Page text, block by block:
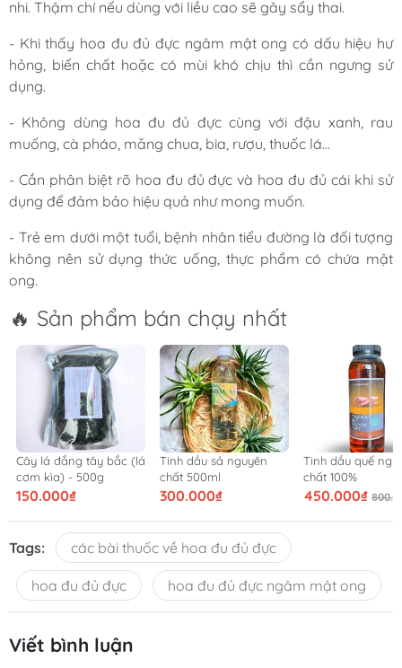
nhi. Thậm chí nếu dùng với liều cao sẽ gây sẩy thai.
- Khi thấy hoa đu đủ đực ngâm mật ong có dấu hiệu hư
hỏng, biến chất hoặc có mùi khó chịu thì cần ngưng sử
dụng.
- Không dùng hoa đu đủ đực cùng với đậu xanh, rau
muống, cà pháo, măng chua, bia, rượu, thuốc lá…
- Cần phân biệt rõ hoa đu đủ đực và hoa đu đủ cái khi sử
dụng để đảm bảo hiệu quả như mong muốn.
- Trẻ em dưới một tuổi, bệnh nhân tiểu đường là đối tượng
không nên sử dụng thức uống, thực phẩm có chứa mật
ong.
🔥 Sản phẩm bán chạy nhất
Cây lá đắng tây bắc (lá
cơm kìa) - 500g
150.000₫
Tinh dầu sả nguyên
chất 500ml
300.000₫
Tinh dầu quế
chất 100%
450.000₫
Tags: các bài thuốc về hoa đu đủ đực
hoa đu đủ đực hoa đu đủ đực ngâm mật ong
Viết bình luận